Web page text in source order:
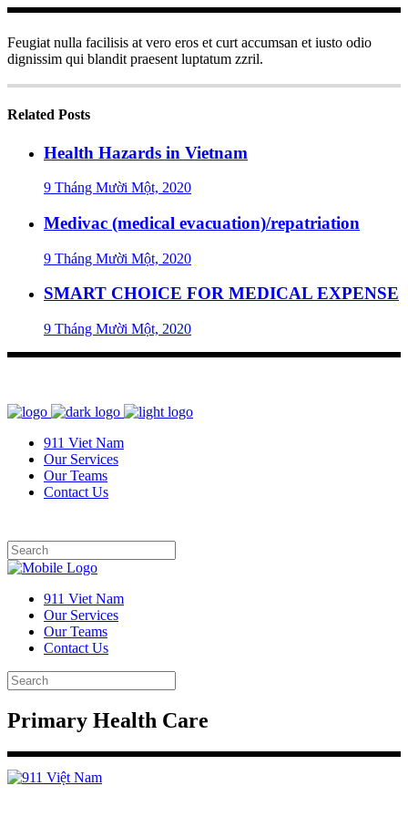
Feugiat nulla facilisis at vero eros et curt accumsan et iusto odio
dignissim qui blandit praesent luptatum zzril.
Related Posts
Health Hazards in Vietnam
9 Tháng Mười Một, 2020
Medivac (medical evacuation)/repatriation
9 Tháng Mười Một, 2020
SMART CHOICE FOR MEDICAL EXPENSE
9 Tháng Mười Một, 2020
911 Viet Nam
Our Services
Our Teams
Contact Us
911 Viet Nam
Our Services
Our Teams
Contact Us
Primary Health Care